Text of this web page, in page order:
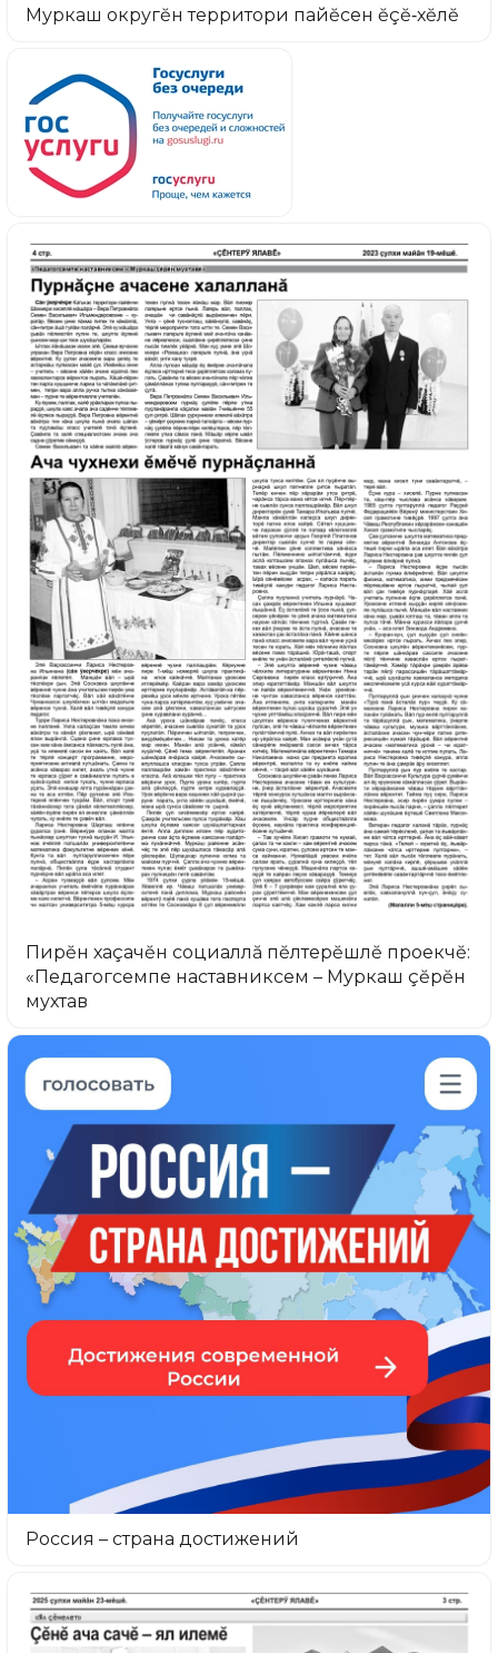
Муркаш округĕн территори пайĕсен ĕçĕ‑хĕлĕ
Пирĕн хаçачĕн социаллă пĕлтерĕшлĕ проекчĕ:
«Педагогсемпе наставниксем – Муркаш çĕрĕн
мухтав
Россия – страна достижений